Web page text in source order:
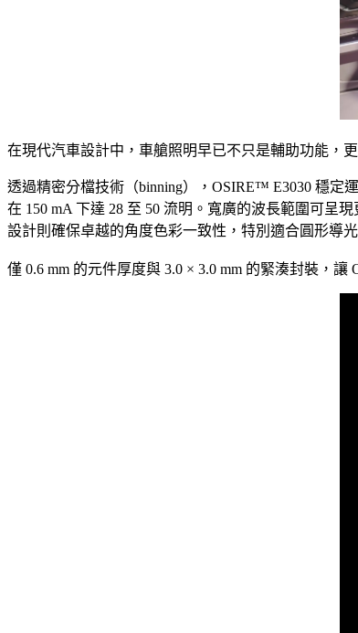
在現代汽車設計中，車艙照明早已不只是輔助功能，
透過精密分檔技術（binning），OSIRE™ E3030 穩定
在 150 mA 下達 28 至 50 流明。寬廣的波長範圍可呈
設計則確保卓越的角度色彩一致性，特別適合圓形導
僅 0.6 mm 的元件厚度與 3.0 × 3.0 mm 的緊湊封裝，